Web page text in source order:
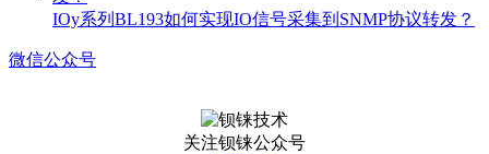
IOy系列BL193如何实现IO信号采集到SNMP协议转发？
微信公众号
关注钡铼公众号